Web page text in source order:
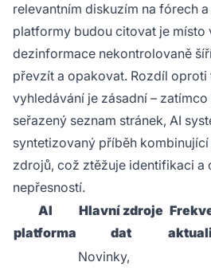
relevantním diskuzím na fórech
platformy budou citovat je místo
dezinformace nekontrolovaně
převzít a opakovat. Rozdíl oproti
vyhledávání je zásadní –
seřazený seznam stránek, AI
syntetizovaný příběh
zdrojů, což ztěžuje identifikaci a
nepřesností.
AI
platforma
Hlavní zdroje
dat
Novinky,